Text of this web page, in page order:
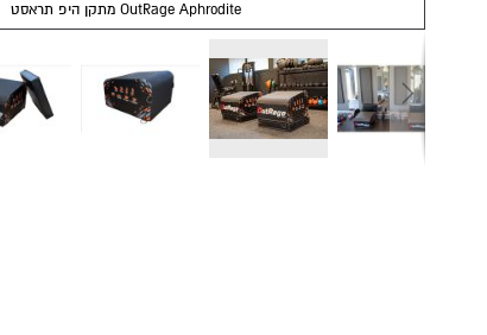
מתקן היפ תראסט OutRage Aphrodite